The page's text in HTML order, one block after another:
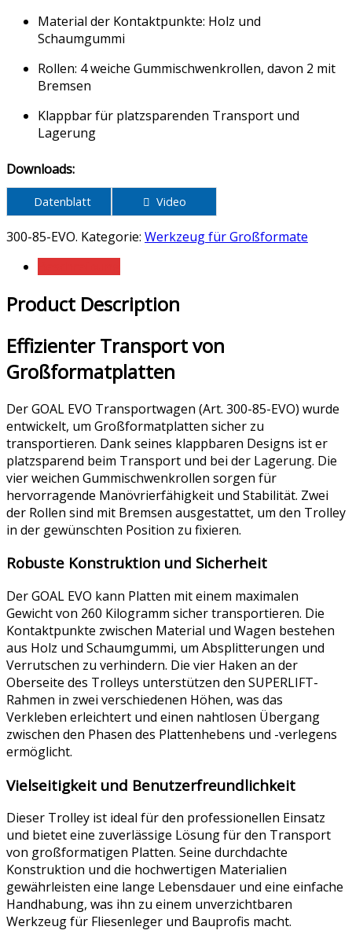
Material der Kontaktpunkte: Holz und
Schaumgummi
Rollen: 4 weiche Gummischwenkrollen, davon 2 mit
Bremsen
Klappbar für platzsparenden Transport und
Lagerung
Downloads:
Datenblatt Video
300-85-EVO. Kategorie: Werkzeug für Großformate
Product Description
Effizienter Transport von
Großformatplatten
Der GOAL EVO Transportwagen (Art. 300-85-EVO) wurde
entwickelt, um Großformatplatten sicher zu
transportieren. Dank seines klappbaren Designs ist er
platzsparend beim Transport und bei der Lagerung. Die
vier weichen Gummischwenkrollen sorgen für
hervorragende Manövrierfähigkeit und Stabilität. Zwei
der Rollen sind mit Bremsen ausgestattet, um den Trolley
in der gewünschten Position zu fixieren.
Robuste Konstruktion und Sicherheit
Der GOAL EVO kann Platten mit einem maximalen
Gewicht von 260 Kilogramm sicher transportieren. Die
Kontaktpunkte zwischen Material und Wagen bestehen
aus Holz und Schaumgummi, um Absplitterungen und
Verrutschen zu verhindern. Die vier Haken an der
Oberseite des Trolleys unterstützen den SUPERLIFT-
Rahmen in zwei verschiedenen Höhen, was das
Verkleben erleichtert und einen nahtlosen Übergang
zwischen den Phasen des Plattenhebens und -verlegens
ermöglicht.
Vielseitigkeit und Benutzerfreundlichkeit
Dieser Trolley ist ideal für den professionellen Einsatz
und bietet eine zuverlässige Lösung für den Transport
von großformatigen Platten. Seine durchdachte
Konstruktion und die hochwertigen Materialien
gewährleisten eine lange Lebensdauer und eine einfache
Handhabung, was ihn zu einem unverzichtbaren
Werkzeug für Fliesenleger und Bauprofis macht.